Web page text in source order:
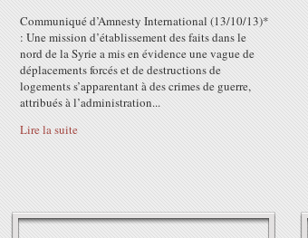
Communiqué d’Amnesty International (13/10/13)*
: Une mission d’établissement des faits dans le
nord de la Syrie a mis en évidence une vague de
déplacements forcés et de destructions de
logements s’apparentant à des crimes de guerre,
attribués à l’administration...
Lire la suite